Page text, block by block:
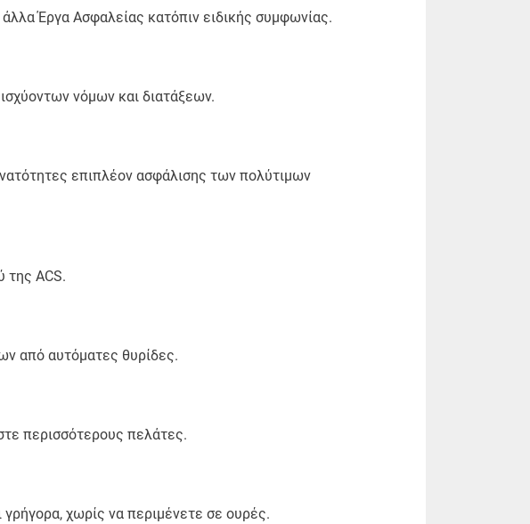
Έργα Ασφαλείας κατόπιν ειδικής συμφωνίας.
νόμων και διατάξεων.
επιπλέον ασφάλισης των πολύτιμων
της ACS.
από αυτόματες θυρίδες.
περισσότερους πελάτες.
χωρίς να περιμένετε σε ουρές.